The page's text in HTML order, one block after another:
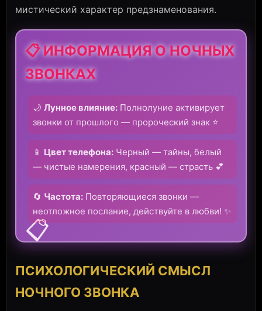
мистический характер предзнаменования.
📋
📋 ИНФОРМАЦИЯ О НОЧНЫХ
ЗВОНКАХ
🌙 Лунное влияние: Полнолуние активирует
звонки от прошлого — пророческий знак ⭐
📱 Цвет телефона: Черный — тайны, белый
— чистые намерения, красный — страсть 💕
🔄 Частота: Повторяющиеся звонки —
неотложное послание, действуйте в любви! ✨
ПСИХОЛОГИЧЕСКИЙ СМЫСЛ
НОЧНОГО ЗВОНКА